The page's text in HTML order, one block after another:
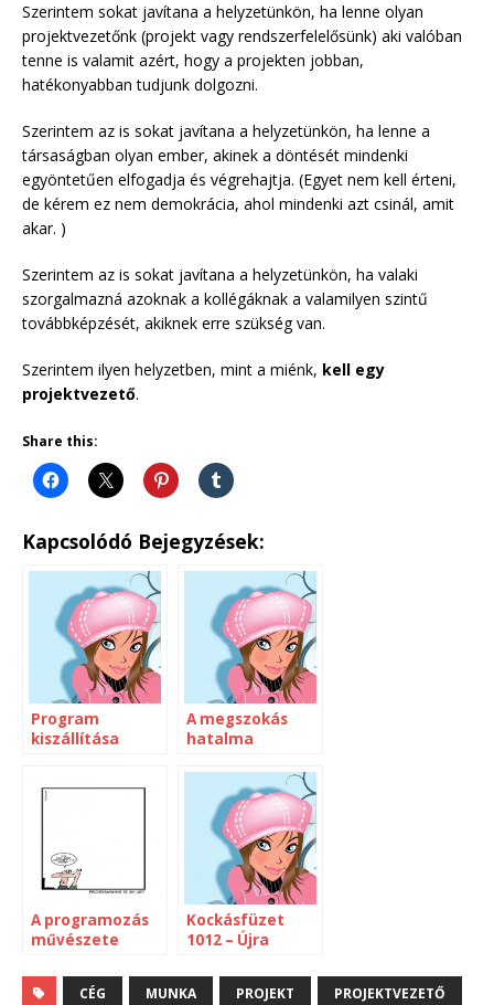
Szerintem sokat javítana a helyzetünkön, ha lenne olyan
projektvezetőnk (projekt vagy rendszerfelelősünk) aki valóban
tenne is valamit azért, hogy a projekten jobban,
hatékonyabban tudjunk dolgozni.
Szerintem az is sokat javítana a helyzetünkön, ha lenne a
társaságban olyan ember, akinek a döntését mindenki
egyöntetűen elfogadja és végrehajtja. (Egyet nem kell érteni,
de kérem ez nem demokrácia, ahol mindenki azt csinál, amit
akar. )
Szerintem az is sokat javítana a helyzetünkön, ha valaki
szorgalmazná azoknak a kollégáknak a valamilyen szintű
továbbképzését, akiknek erre szükség van.
Szerintem ilyen helyzetben, mint a miénk, kell egy
projektvezető.
Share this:
Kapcsolódó Bejegyzések:
Program
kiszállítása
A megszokás
hatalma
A programozás
művészete
Kockásfüzet
1012 – Újra
CÉG MUNKA PROJEKT PROJEKTVEZETŐ